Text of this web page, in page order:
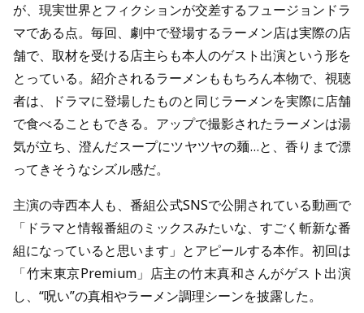
が、現実世界とフィクションが交差するフュージョンドラ
マである点。毎回、劇中で登場するラーメン店は実際の店
舗で、取材を受ける店主らも本人のゲスト出演という形を
とっている。紹介されるラーメンももちろん本物で、視聴
者は、ドラマに登場したものと同じラーメンを実際に店舗
で食べることもできる。アップで撮影されたラーメンは湯
気が立ち、澄んだスープにツヤツヤの麺…と、香りまで漂
ってきそうなシズル感だ。
主演の寺西本人も、番組公式SNSで公開されている動画で
「ドラマと情報番組のミックスみたいな、すごく斬新な番
組になっていると思います」とアピールする本作。初回は
「竹末東京Premium」店主の竹末真和さんがゲスト出演
し、“呪い”の真相やラーメン調理シーンを披露した。